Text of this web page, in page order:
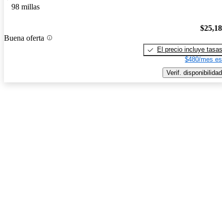
98 millas
Buena oferta
El precio incluye tasas
$480/mes
Verif. disponibilidad